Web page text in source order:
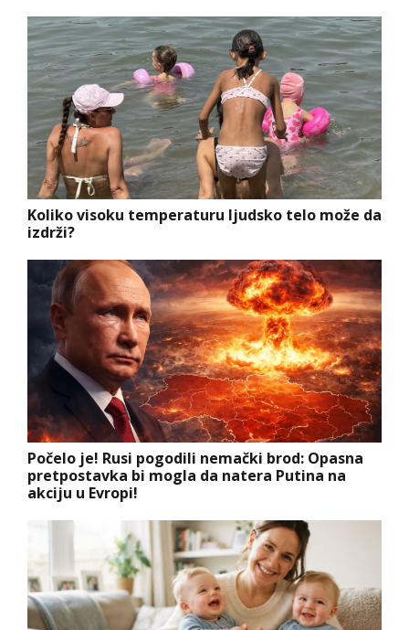
Koliko visoku temperaturu ljudsko telo može da
izdrži?
Počelo je! Rusi pogodili nemački brod: Opasna
pretpostavka bi mogla da natera Putina na
akciju u Evropi!